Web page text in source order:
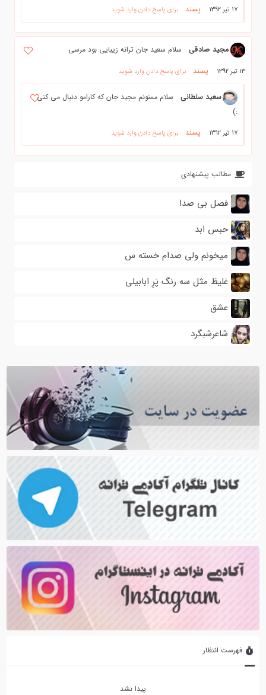
17 تیر 1392 پسند برای پاسخ دادن وارد شوید
مجید صادقی سلام سعید جان ترانه زیبایی بود مرسی
13 تیر 1392 پسند برای پاسخ دادن وارد شوید
سعيد سلطاني
سلام ممنونم مجید جان که کارامو دنبال می کنی
:)
17 تیر 1392 پسند برای پاسخ دادن وارد شوید
مطالب پیشنهادی
فصل بی صدا
حبس ابد
میخونم ولی صدام خسته س
غلیظ مثل سه رنگ پَرِ ابابیلی
عشق
شاعرشبگرد
فهرست انتظار
پیدا نشد